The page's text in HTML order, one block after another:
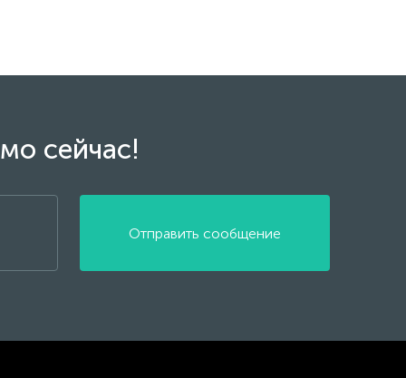
сейчас!
Отправить сообщение